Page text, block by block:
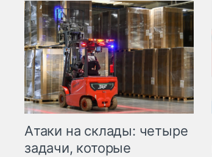
Атаки на склады: четыре
задачи, которые